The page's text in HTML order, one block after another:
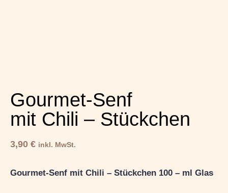
Gourmet-Senf
mit Chili – Stückchen
3,90 € inkl. MwSt.
Gourmet-Senf mit Chili – Stückchen 100 – ml Glas